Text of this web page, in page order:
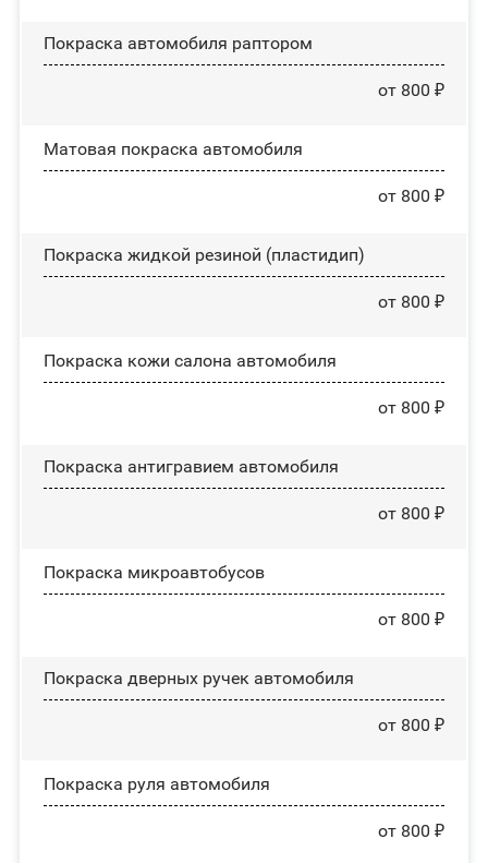
Покраска автомобиля раптором
от 800 ₽
Матовая покраска автомобиля
от 800 ₽
Покраска жидкой резиной (пластидип)
от 800 ₽
Покраска кожи салона автомобиля
от 800 ₽
Покраска антигравием автомобиля
от 800 ₽
Покраска микроавтобусов
от 800 ₽
Покраска дверных ручек автомобиля
от 800 ₽
Покраска руля автомобиля
от 800 ₽